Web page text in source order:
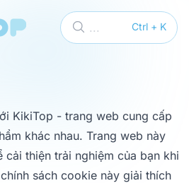
Ctrl + K
...
KikiTop - trang web cung cấp
khác nhau. Trang web này
thiện trải nghiệm của bạn khi
sách cookie này giải thích